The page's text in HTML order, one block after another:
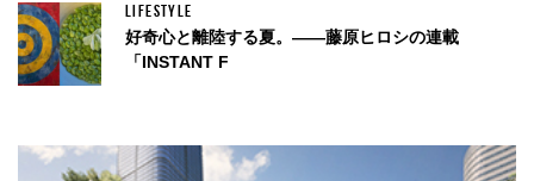
LIFESTYLE
好奇心と離陸する夏。——藤原ヒロシの連載
「INSTANT F